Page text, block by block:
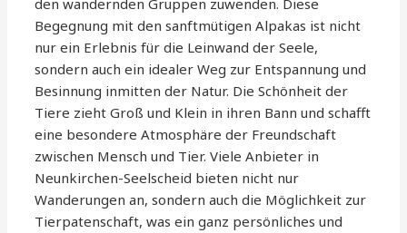
den wandernden Gruppen zuwenden. Diese
Begegnung mit den sanftmütigen Alpakas ist nicht
nur ein Erlebnis für die Leinwand der Seele,
sondern auch ein idealer Weg zur Entspannung und
Besinnung inmitten der Natur. Die Schönheit der
Tiere zieht Groß und Klein in ihren Bann und schafft
eine besondere Atmosphäre der Freundschaft
zwischen Mensch und Tier. Viele Anbieter in
Neunkirchen-Seelscheid bieten nicht nur
Wanderungen an, sondern auch die Möglichkeit zur
Tierpatenschaft, was ein ganz persönliches und